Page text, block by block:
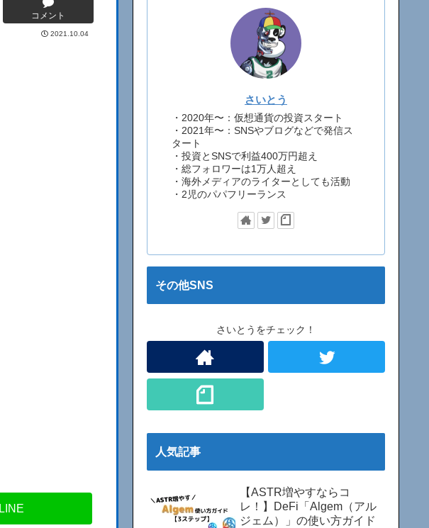
コメント
2021.10.04
LINE
さいとう
・2020年〜：仮想通貨の投資スタート
・2021年〜：SNSやブログなどで発信ス
タート
・投資とSNSで利益400万円超え
・総フォロワーは1万人超え
・海外メディアのライターとしても活動
・2児のパパフリーランス
その他SNS
さいとうをチェック！
人気記事
【ASTR増やすならコ
レ！】DeFi「Algem（アル
ジェム）」の使い方ガイド